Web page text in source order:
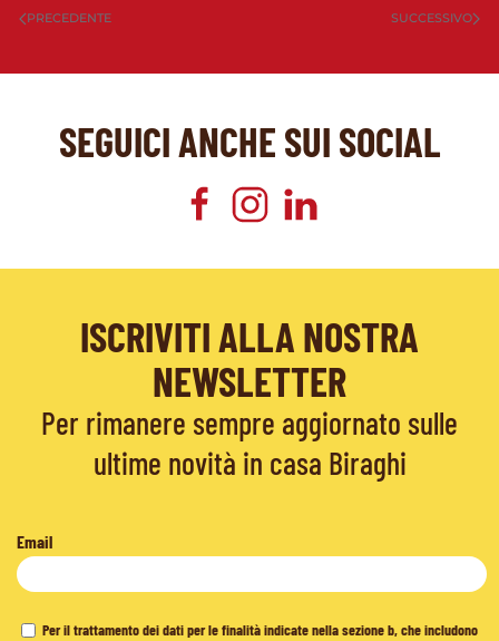
PRECEDENTE SUCCESSIVO
SEGUICI ANCHE SUI SOCIAL
ISCRIVITI ALLA NOSTRA
NEWSLETTER
Per rimanere sempre aggiornato sulle
ultime novità in casa Biraghi
Email
Per il trattamento dei dati per le finalità indicate nella sezione b, che includono